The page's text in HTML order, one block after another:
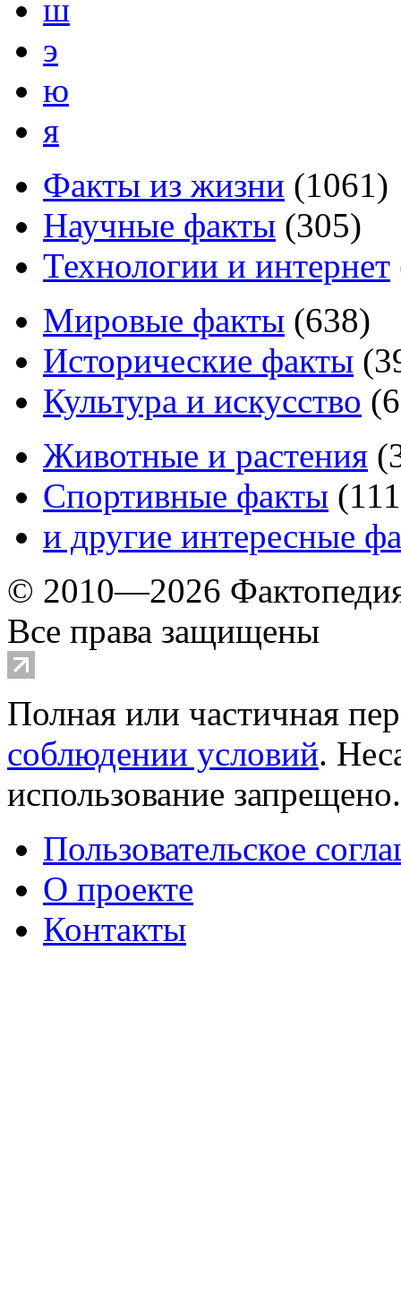
ш
э
ю
я
Факты из жизни (1061)
Научные факты (305)
Технологии и интернет
Мировые факты (638)
Исторические факты (
Культура и искусство (
Животные и растения (
Спортивные факты (111
и другие интересные
© 2010—2026
Все права защищены
Полная или частичная
соблюдении условий.
использование
Пользовательское
О проекте
Контакты